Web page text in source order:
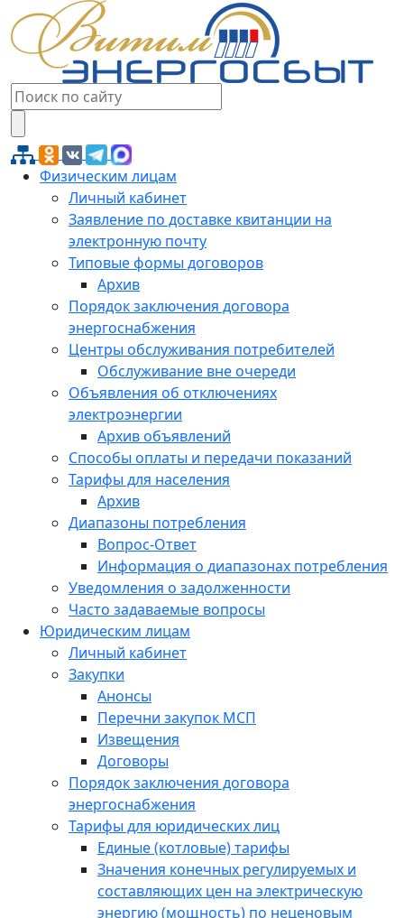
Физическим лицам
Личный кабинет
Заявление по доставке квитанции на
электронную почту
Типовые формы договоров
Архив
Порядок заключения договора
энергоснабжения
Центры обслуживания потребителей
Обслуживание вне очереди
Объявления об отключениях
электроэнергии
Архив объявлений
Способы оплаты и передачи показаний
Тарифы для населения
Архив
Диапазоны потребления
Вопрос-Ответ
Информация о диапазонах потребления
Уведомления о задолженности
Часто задаваемые вопросы
Юридическим лицам
Личный кабинет
Закупки
Анонсы
Перечни закупок МСП
Извещения
Договоры
Порядок заключения договора
энергоснабжения
Тарифы для юридических лиц
Единые (котловые) тарифы
Значения конечных регулируемых и
составляющих цен на электрическую
энергию (мощность) по неценовым